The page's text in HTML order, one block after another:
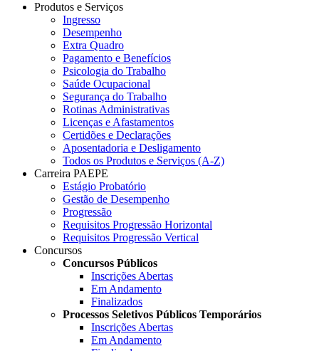
Produtos e Serviços
Ingresso
Desempenho
Extra Quadro
Pagamento e Benefícios
Psicologia do Trabalho
Saúde Ocupacional
Segurança do Trabalho
Rotinas Administrativas
Licenças e Afastamentos
Certidões e Declarações
Aposentadoria e Desligamento
Todos os Produtos e Serviços (A-Z)
Carreira PAEPE
Estágio Probatório
Gestão de Desempenho
Progressão
Requisitos Progressão Horizontal
Requisitos Progressão Vertical
Concursos
Concursos Públicos
Inscrições Abertas
Em Andamento
Finalizados
Processos Seletivos Públicos Temporários
Inscrições Abertas
Em Andamento